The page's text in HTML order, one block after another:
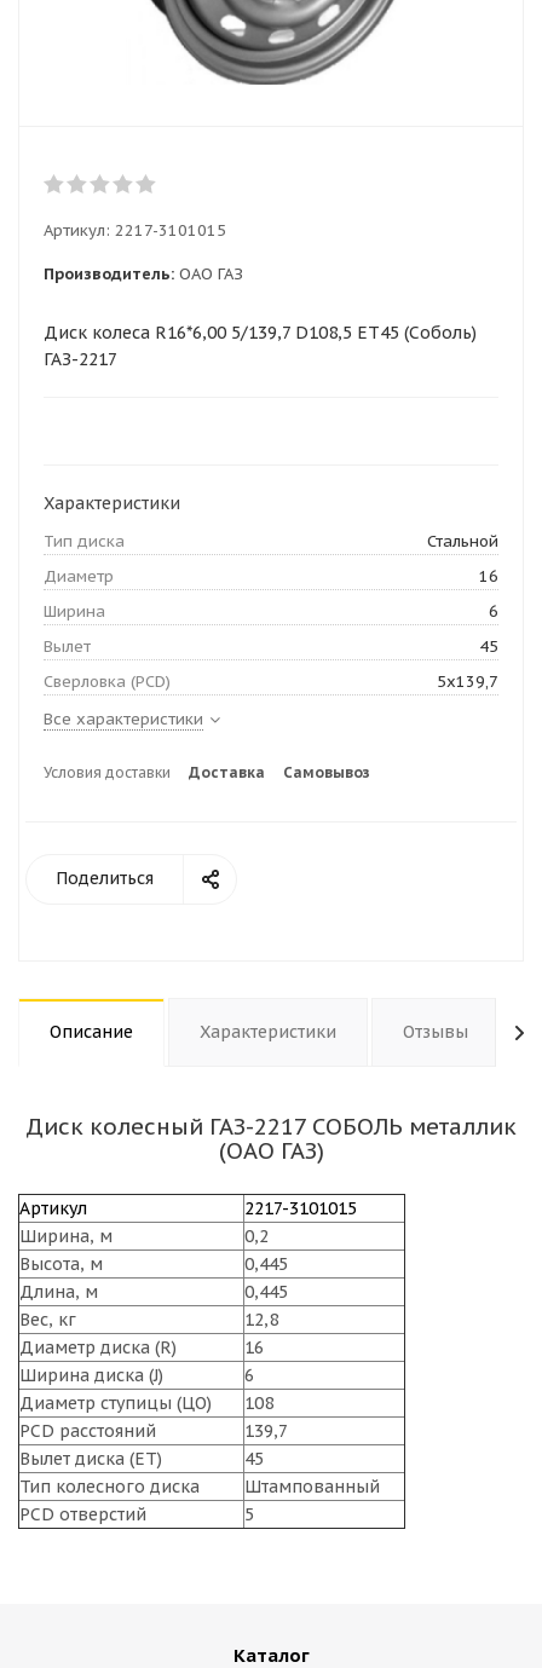
Артикул: 2217-3101015
Производитель: ОАО ГАЗ
Диск колеса R16*6,00 5/139,7 D108,5 ET45 (Соболь)
ГАЗ-2217
Характеристики
Тип диска
Стальной
Диаметр
16
Ширина
6
Вылет
45
Сверловка (PCD)
5х139,7
Все характеристики
Условия доставки Доставка Самовывоз
Поделиться
Описание Характеристики Отзывы
Диск колесный ГАЗ-2217 СОБОЛЬ металлик
(ОАО ГАЗ)
Артикул
2217-3101015
Ширина, м
0,2
Высота, м
0,445
Длина, м
0,445
Вес, кг
12,8
Диаметр диска (R)
16
Ширина диска (J)
6
Диаметр ступицы (ЦО)
108
PCD расстояний
139,7
Вылет диска (ET)
45
Тип колесного диска
Штампованный
PCD отверстий
5
Каталог